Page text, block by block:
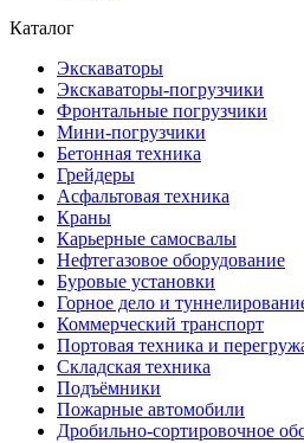
Каталог
Экскаваторы
Экскаваторы-погрузчики
Фронтальные погрузчики
Мини-погрузчики
Бетонная техника
Грейдеры
Асфальтовая техника
Краны
Карьерные самосвалы
Нефтегазовое оборудование
Буровые установки
Горное дело и
Коммерческий транспорт
Портовая техника и
Складская техника
Подъёмники
Пожарные автомобили
Дробильно-сортировочное